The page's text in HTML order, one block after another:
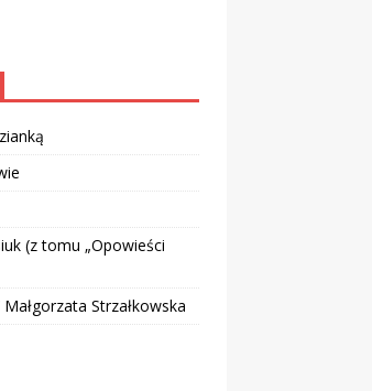
(z tomu „Opowieści
Strzałkowska